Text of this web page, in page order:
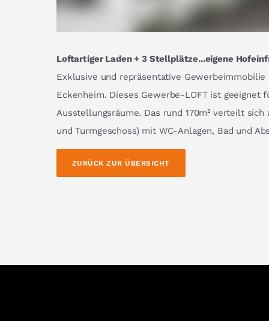
Loftartiger Laden + 3 Stellplätze...eigene
Exklusive und repräsentative
Eckenheim. Dieses Gewerbe-LOFT ist geeignet
Ausstellungsräume. Das rund 170m² verteilt
und Turmgeschoss) mit WC-Anlagen, Bad und
ZURÜCK ZUR ÜBERSICHT